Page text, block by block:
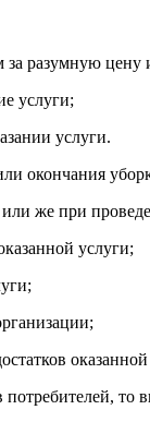
разумную
услуги;
услуги.
окончания
же при
услуги;
то